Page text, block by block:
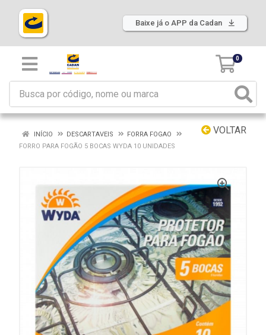
Baixe já o APP da Cadan
0
VOLTAR
INÍCIO DESCARTAVEIS
FORRA FOGAO
FORRO PARA FOGÃO 5 BOCAS WYDA 10 UNIDADES